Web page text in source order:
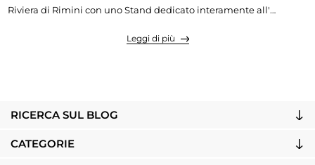
RICERCA SUL BLOG
CATEGORIE
Riviera di Rimini con uno Stand dedicato interamente all'
Leggi di più